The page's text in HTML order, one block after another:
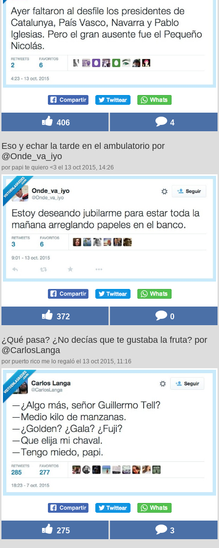
406 4
Eso y echar la tarde en el ambulatorio por
@Onde_va_iyo
por papi te quiero <3 el 13 oct 2015, 14:26
372 0
¿Qué pasa? ¿No decías que te gustaba la fruta? por
@CarlosLanga
por puerto rico me lo regaló el 13 oct 2015, 11:16
275 3